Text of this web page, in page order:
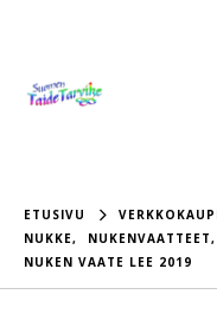
ETUSIVU
NUKKE, NUKENVAATTEET,
NUKEN VAATE LEE 2019